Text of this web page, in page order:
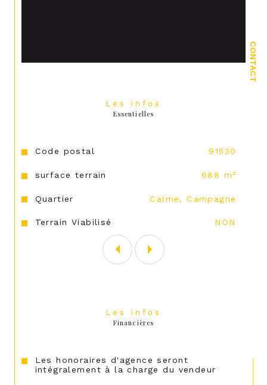
CONTACT
Les infos
Essentielles
Caractéristiques Valeurs
Code postal 91530
surface terrain 688 m²
Quartier Calme, Campagne
Terrain Viabilisé NON
Les infos
Financières
Les honoraires d'agence seront
intégralement à la charge du vendeur